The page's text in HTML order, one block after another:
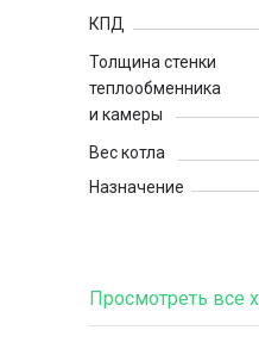
Вес котла
КПД
Толщина стенки
теплообменника
и камеры
Назначение
Просмотреть все